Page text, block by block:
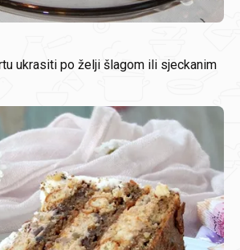
ukrasiti po želji šlagom ili sjeckanim